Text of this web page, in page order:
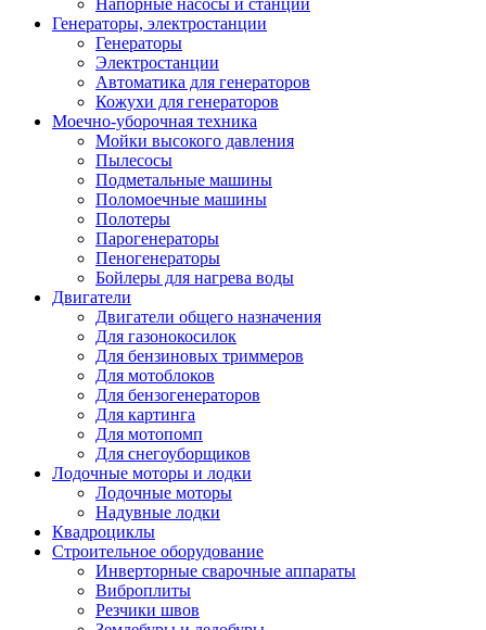
Генераторы, электростанции
Генераторы
Электростанции
Автоматика для генераторов
Кожухи для генераторов
Моечно-уборочная техника
Мойки высокого давления
Пылесосы
Подметальные машины
Поломоечные машины
Полотеры
Парогенераторы
Пеногенераторы
Бойлеры для нагрева воды
Двигатели
Двигатели общего назначения
Для газонокосилок
Для бензиновых триммеров
Для мотоблоков
Для бензогенераторов
Для картинга
Для мотопомп
Для снегоуборщиков
Лодочные моторы и лодки
Лодочные моторы
Надувные лодки
Квадроциклы
Строительное оборудование
Инверторные сварочные аппараты
Виброплиты
Резчики швов